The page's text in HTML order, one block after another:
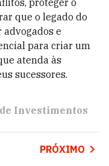
proteger o
que o legado do
e
para criar um
atenda às
sucessores.
Investimentos
PRÓXIMO